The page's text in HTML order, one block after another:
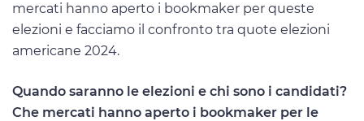
mercati hanno aperto i bookmaker per queste
elezioni e facciamo il confronto tra quote elezioni
americane 2024.
Quando saranno le elezioni e chi sono i candidati?
Che mercati hanno aperto i bookmaker per le